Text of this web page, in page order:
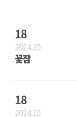
18
2024.10
꽃잠
18
2024.10